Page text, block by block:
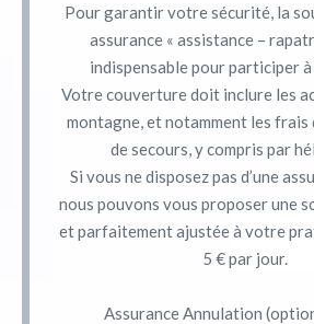
Pour garantir votre sécurité, la
assurance « assistance –
indispensable pour participer
Votre couverture doit inclure les
montagne, et notamment les frais
de secours, y compris par
Si vous ne disposez pas d’une
nous pouvons vous proposer une
et parfaitement ajustée à votre
5 € par jour.
Assurance Annulation